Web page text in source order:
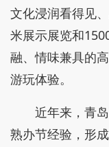
文化浸润看得见
米展示展览和
融、情味兼具的
游玩体验。
近年来，青
熟办节经验，形